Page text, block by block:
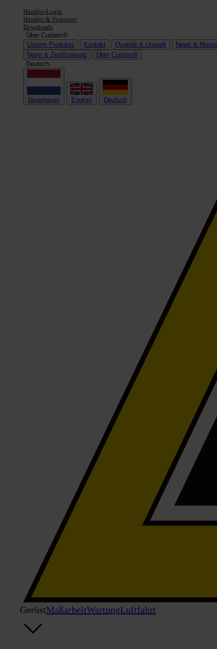
Händler-Login
Händler & Vermieter
Downloads
Über Custers®
Unsere Produkte
Kontakt Qualität & Umwelt
News &
Norm & Zertifizierung
Über Custers®
Deutsch
Nederlands English Deutsch
GerüstMaßarbeitWartungLuftfahrt